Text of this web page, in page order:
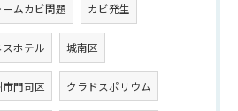
ームカビ問題 カビ発生
スホテル 城南区
門司区 クラドスポリウム